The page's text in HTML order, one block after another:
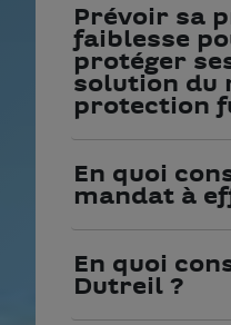
Prévoir sa
faiblesse
protéger
solution du
protection
En quoi
mandat à
En quoi
Dutreil ?